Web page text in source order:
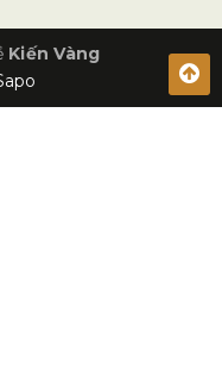
Kiến Vàng